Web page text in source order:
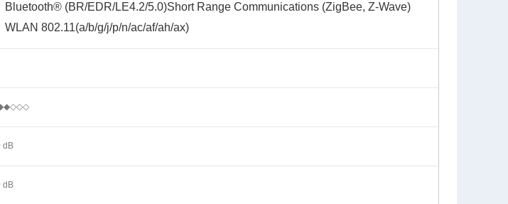
Bluetooth® (BR/EDR/LE4.2/5.0)Short Range Communications (ZigBee, Z-Wave)
WLAN 802.11(a/b/g/j/p/n/ac/af/ah/ax)
dB
dB